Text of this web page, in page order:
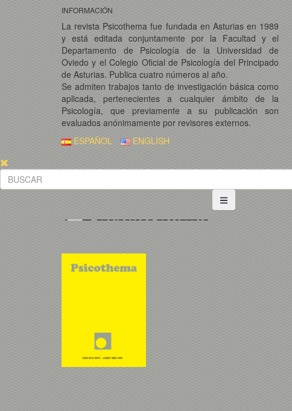
INFORMACIÓN
La revista Psicothema fue fundada en Asturias en 1989
y está editada conjuntamente por la Facultad y el
Departamento de Psicología de la Universidad de
Oviedo y el Colegio Oficial de Psicología del Principado
de Asturias. Publica cuatro números al año.
Se admiten trabajos tanto de investigación básica como
aplicada, pertenecientes a cualquier ámbito de la
Psicología, que previamente a su publicación son
evaluados anónimamente por revisores externos.
ESPAÑOL ENGLISH